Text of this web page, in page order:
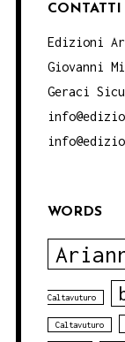
CONTATTI
Edizioni
Giovanni
Geraci
WORDS
Caltavuturo
Caltavuturo